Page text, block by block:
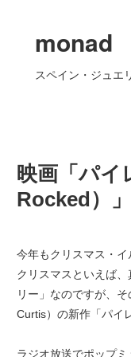
monad
スペイン・ジュエ
映画「パイ
Rocked）」
今年もクリスマス・イ
クリスマスといえば
リー」なのですが、
Curtis）の新作「パイ
ラジオ放送でポップミ